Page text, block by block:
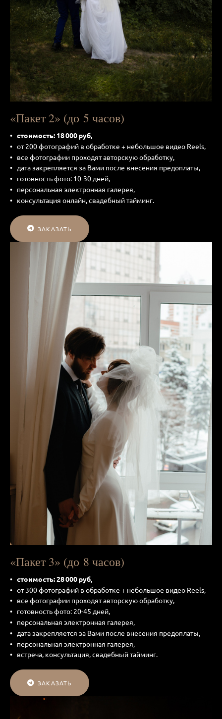
«Пакет 2» (до 5 часов)
стоимость: 18 000 руб,
от 200 фотографий в обработке + небольшое видео Reels,
все фотографии проходят авторскую обработку,
дата закрепляется за Вами после внесения предоплаты,
готовность фото: 10-30 дней,
персональная электронная галерея,
консультация онлайн, свадебный тайминг.
ЗАКАЗАТЬ
«Пакет 3» (до 8 часов)
стоимость: 28 000 руб,
от 300 фотографий в обработке + небольшое видео Reels,
все фотографии проходят авторскую обработку,
готовность фото: 20-45 дней,
персональная электронная галерея,
дата закрепляется за Вами после внесения предоплаты,
персональная электронная галерея,
встреча, консультация, свадебный тайминг.
ЗАКАЗАТЬ